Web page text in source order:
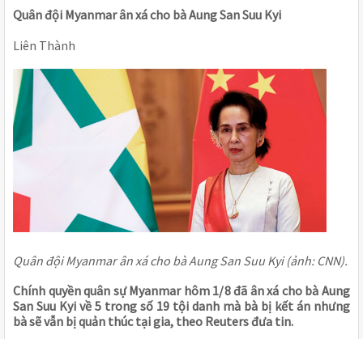
Quân đội Myanmar ân xá cho bà Aung San Suu Kyi
Liên Thành
Quân đội Myanmar ân xá cho bà Aung San Suu Kyi (ảnh: CNN).
Chính quyền quân sự Myanmar hôm 1/8 đã ân xá cho bà Aung
San Suu Kyi về 5 trong số 19 tội danh mà bà bị kết án nhưng
bà sẽ vẫn bị quản thúc tại gia, theo Reuters đưa tin.